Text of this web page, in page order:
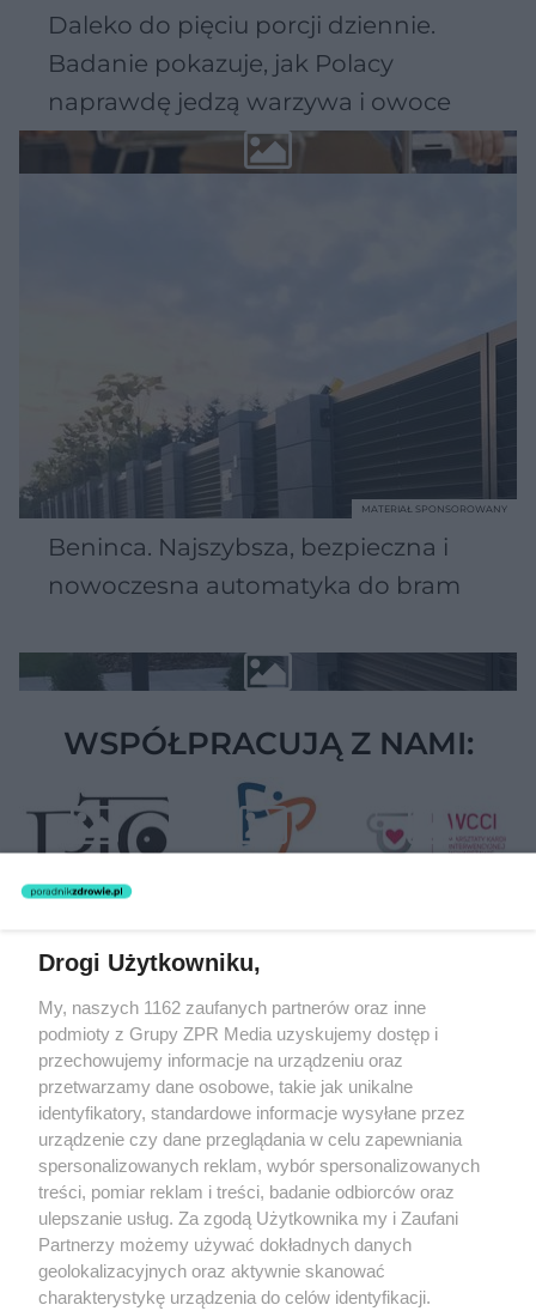
Daleko do pięciu porcji dziennie.
Badanie pokazuje, jak Polacy
naprawdę jedzą warzywa i owoce
Beninca. Najszybsza, bezpieczna i
nowoczesna automatyka do bram
MATERIAŁ SPONSOROWANY
WSPÓŁPRACUJĄ Z NAMI:
Żaden utwór zamieszczony w serwisie nie może być powielany i
rozpowszechniany lub dalej rozpowszechniany w jakikolwiek sposób
(w tym także elektroniczny lub mechaniczny) na jakimkolwiek polu
eksploatacji w jakiejkolwiek formie, włącznie z umieszczaniem w
Internecie bez pisemnej zgody właściciela praw. Jakiekolwiek użycie
lub wykorzystanie utworów w całości lub w części z naruszeniem
prawa, tzn. bez właściwej zgody, jest zabronione pod groźbą kary i
może być ścigane prawnie.
O nas
Drogi Użytkowniku,
My, naszych 1162 zaufanych partnerów oraz inne
podmioty z Grupy ZPR Media uzyskujemy dostęp i
przechowujemy informacje na urządzeniu oraz
przetwarzamy dane osobowe, takie jak unikalne
identyfikatory, standardowe informacje wysyłane przez
urządzenie czy dane przeglądania w celu zapewniania
spersonalizowanych reklam, wybór spersonalizowanych
treści, pomiar reklam i treści, badanie odbiorców oraz
ulepszanie usług. Za zgodą Użytkownika my i Zaufani
Partnerzy możemy używać dokładnych danych
geolokalizacyjnych oraz aktywnie skanować
charakterystykę urządzenia do celów identyfikacji.